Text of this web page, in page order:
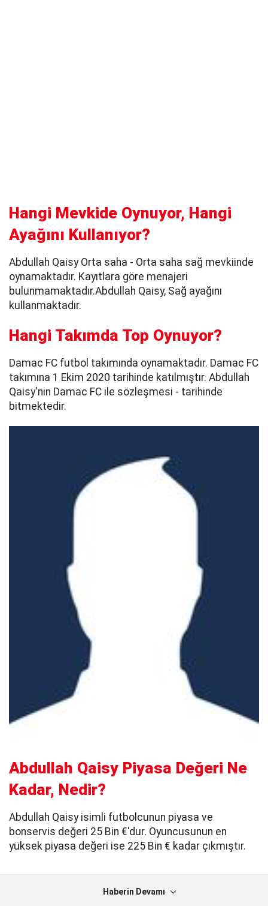
Hangi Mevkide Oynuyor, Hangi
Ayağını Kullanıyor?
Abdullah Qaisy Orta saha - Orta saha sağ mevkiinde
oynamaktadır. Kayıtlara göre menajeri
bulunmamaktadır.Abdullah Qaisy, Sağ ayağını
kullanmaktadır.
Hangi Takımda Top Oynuyor?
Damac FC futbol takımında oynamaktadır. Damac FC
takımına 1 Ekim 2020 tarihinde katılmıştır. Abdullah
Qaisy'nin Damac FC ile sözleşmesi - tarihinde
bitmektedir.
Abdullah Qaisy Piyasa Değeri Ne
Kadar, Nedir?
Abdullah Qaisy isimli futbolcunun piyasa ve
bonservis değeri 25 Bin €'dur. Oyuncusunun en
yüksek piyasa değeri ise 225 Bin € kadar çıkmıştır.
Haberin Devamı